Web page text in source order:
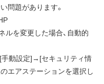
問題があります。
を変更した場合、自動的
動設定]→[セキュリティ情
エアステーションを選択し